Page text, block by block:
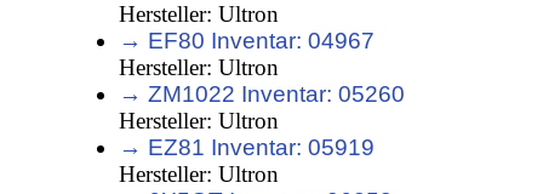
Hersteller: Ultron
→ EF80 Inventar: 04967
Hersteller: Ultron
→ ZM1022 Inventar: 05260
Hersteller: Ultron
→ EZ81 Inventar: 05919
Hersteller: Ultron